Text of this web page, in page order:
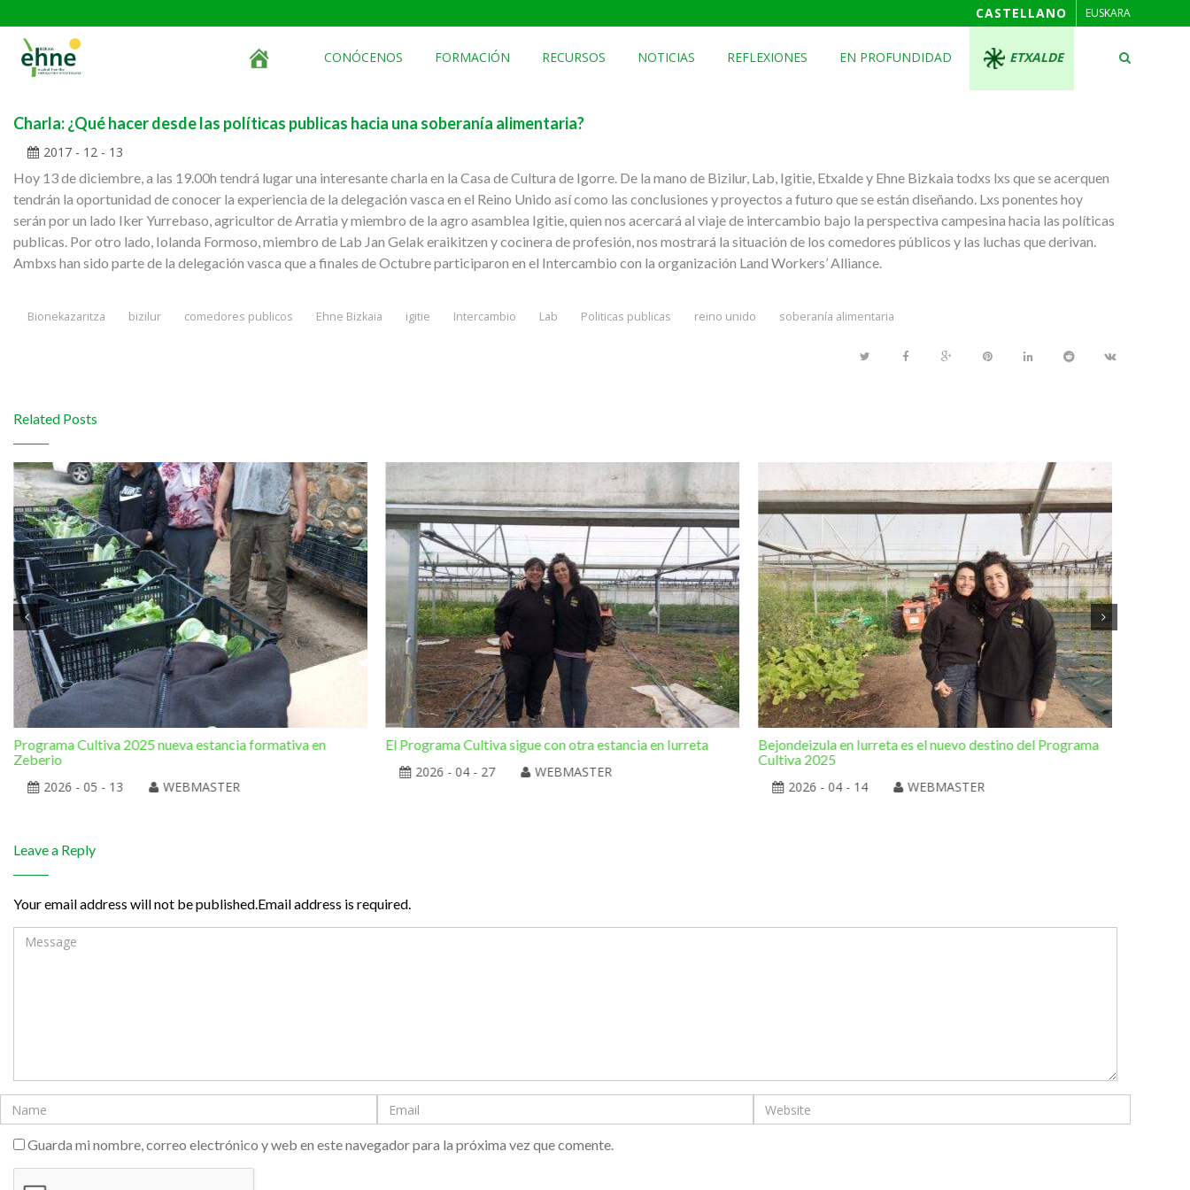
CASTELLANO EUSKARA
CONÓCENOS FORMACIÓN RECURSOS NOTICIAS REFLEXIONES EN PROFUNDIDAD ETXALDE
Charla: ¿Qué hacer desde las políticas publicas hacia una soberanía alimentaria?
2017 - 12 - 13
Hoy 13 de diciembre, a las 19.00h tendrá lugar una interesante charla en la Casa de Cultura de Igorre. De la mano de Bizilur, Lab, Igitie, Etxalde y Ehne Bizkaia todxs lxs que se acerquen
tendrán la oportunidad de conocer la experiencia de la delegación vasca en el Reino Unido así como las conclusiones y proyectos a futuro que se están diseñando. Lxs ponentes hoy
serán por un lado Iker Yurrebaso, agricultor de Arratia y miembro de la agro asamblea Igitie, quien nos acercará al viaje de intercambio bajo la perspectiva campesina hacia las políticas
publicas. Por otro lado, Iolanda Formoso, miembro de Lab Jan Gelak eraikitzen y cocinera de profesión, nos mostrará la situación de los comedores públicos y las luchas que derivan.
Ambxs han sido parte de la delegación vasca que a finales de Octubre participaron en el Intercambio con la organización Land Workers’ Alliance.
Bionekazaritza bizilur comedores publicos Ehne Bizkaia igitie Intercambio Lab Politicas publicas reino unido soberanía alimentaria
Related Posts
Programa Cultiva 2025 nueva estancia formativa en
Zeberio
2026 - 05 - 13
WEBMASTER
El Programa Cultiva sigue con otra estancia en Iurreta
2026 - 04 - 27
WEBMASTER
Bejondeizula en Iurreta es el nuevo destino del Programa
Cultiva 2025
2026 - 04 - 14
WEBMASTER
Leave a Reply
Your email address will not be published.Email address is required.
Guarda mi nombre, correo electrónico y web en este navegador para la próxima vez que comente.